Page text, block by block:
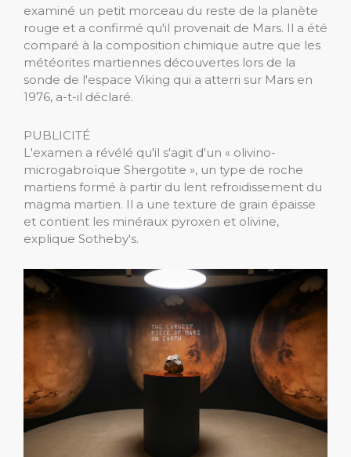
examiné un petit morceau du reste de la planète
rouge et a confirmé qu'il provenait de Mars. Il a été
comparé à la composition chimique autre que les
météorites martiennes découvertes lors de la
sonde de l'espace Viking qui a atterri sur Mars en
1976, a-t-il déclaré.
PUBLICITÉ
L'examen a révélé qu'il s'agit d'un « olivino-
microgabroïque Shergotite », un type de roche
martiens formé à partir du lent refroidissement du
magma martien. Il a une texture de grain épaisse
et contient les minéraux pyroxen et olivine,
explique Sotheby's.